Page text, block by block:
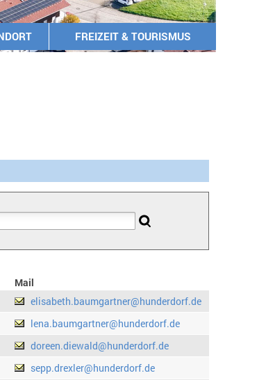
FREIZEIT & TOURISMUS
Mail
elisabeth.baumgartner@hunderdorf.de
lena.baumgartner@hunderdorf.de
doreen.diewald@hunderdorf.de
sepp.drexler@hunderdorf.de